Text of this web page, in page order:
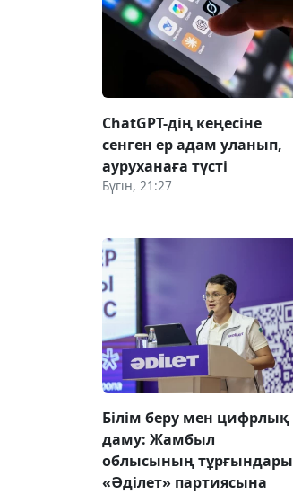
ChatGPT-дің кеңесіне
сенген ер адам уланып,
ауруханаға түсті
Бүгін, 21:27
Білім беру мен цифрлық
даму: Жамбыл
облысының тұрғындары
«Әділет» партиясына